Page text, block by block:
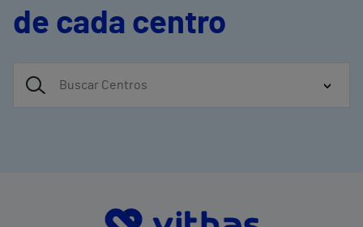
de cada centro